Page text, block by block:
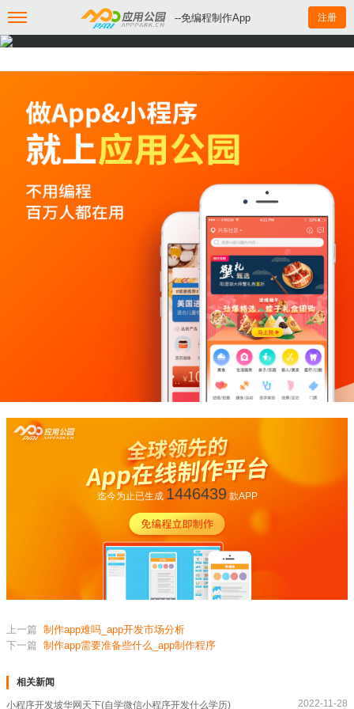
--免编程制作App 注册
迄今为止已生成 1446439款APP
上一篇 制作app难吗_app开发市场分析
下一篇 制作app需要准备些什么_app制作程序
相关新闻
小程序开发坡华网天下(自学微信小程序开发什么学历) 2022-11-28